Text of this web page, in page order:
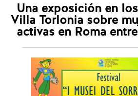
Una exposición en
Villa Torlonia sobre
activas en Roma